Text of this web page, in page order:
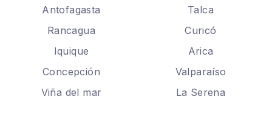
Antofagasta
Talca
Rancagua
Curicó
Iquique
Arica
Concepción
Valparaíso
Viña del mar
La Serena